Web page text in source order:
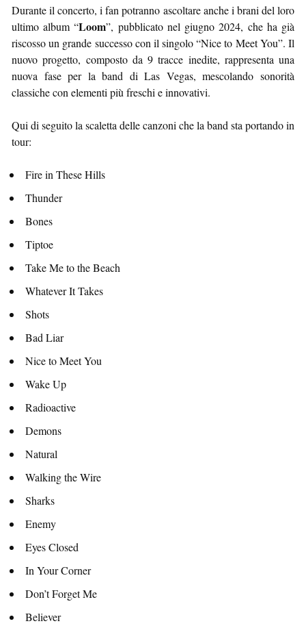
Durante il concerto, i fan potranno ascoltare anche i brani del loro
ultimo album “Loom”, pubblicato nel giugno 2024, che ha già
riscosso un grande successo con il singolo “Nice to Meet You”. Il
nuovo progetto, composto da 9 tracce inedite, rappresenta una
nuova fase per la band di Las Vegas, mescolando sonorità
classiche con elementi più freschi e innovativi.
Qui di seguito la scaletta delle canzoni che la band sta portando in
tour:
Fire in These Hills
Thunder
Bones
Tiptoe
Take Me to the Beach
Whatever It Takes
Shots
Bad Liar
Nice to Meet You
Wake Up
Radioactive
Demons
Natural
Walking the Wire
Sharks
Enemy
Eyes Closed
In Your Corner
Don’t Forget Me
Believer